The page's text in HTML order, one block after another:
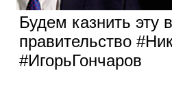
Будем казнить эту
правительство
#ИгорьГончаров